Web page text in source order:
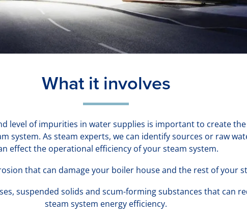
What it involves
level of impurities in water supplies is important to create
system. As steam experts, we can identify sources or raw
effect the operational efficiency of your steam system.
that can damage your boiler house and the rest of your
suspended solids and scum-forming substances that can
steam system energy efficiency.